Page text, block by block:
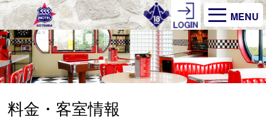
MENU
料金・客室情報